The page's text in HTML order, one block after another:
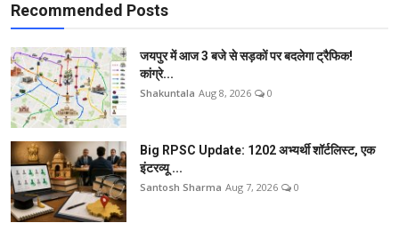
Recommended Posts
जयपुर में आज 3 बजे से सड़कों पर बदलेगा ट्रैफिक!
कांग्रे...
Shakuntala Aug 8, 2026 0
Big RPSC Update: 1202 अभ्यर्थी शॉर्टलिस्ट, एक
इंटरव्यू ...
Santosh Sharma Aug 7, 2026 0